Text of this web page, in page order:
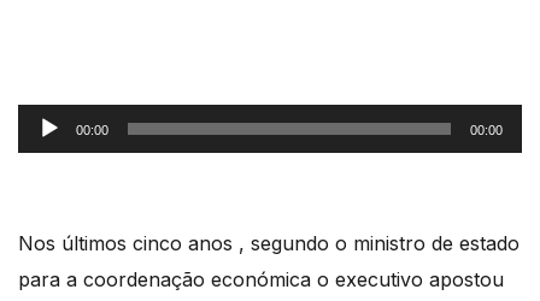
Reprodutor
de
00:00 00:00
Nos últimos cinco anos , segundo o ministro de estado
para a coordenação económica o executivo apostou